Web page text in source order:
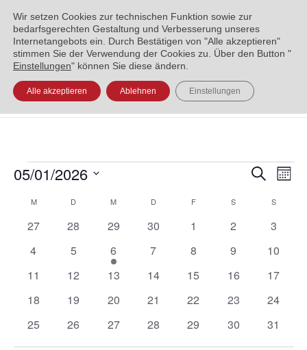
ENGLISH العربية УКРАЇНСЬКА
und
Suche
Monat
05/01/2026
Kalender
von
Veranstaltungen
M D M D F S S
0
27
0
28
0
29
0
30
0
1
0
2
0
3
0
4
0
Veranstaltungen
5
1
Veranstaltung
6
0
7
0
8
0
9
0
10
0
11
0
12
0
13
0
14
0
15
0
16
0
17
0
18
0
19
0
20
0
21
0
22
0
23
0
24
0
25
0
26
0
27
0
28
0
29
0
30
0
31
Wir setzen Cookies zur technischen Funktion sowie zur
bedarfsgerechten Gestaltung und Verbesserung unseres
Internetangebots ein. Durch Bestätigen von "Alle akzeptieren"
stimmen Sie der Verwendung der Cookies zu. Über den Button "
Einstellungen" können Sie diese ändern.
Alle akzeptieren Ablehnen Einstellungen